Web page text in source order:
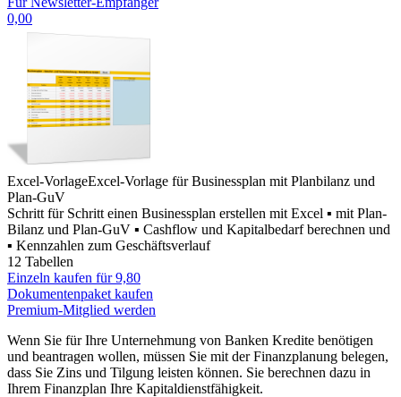
0,00
Excel-VorlageExcel-Vorlage für Businessplan mit Planbilanz und
Plan-GuV
Schritt für Schritt einen Businessplan erstellen mit Excel ▪ mit Plan-
Bilanz und Plan-GuV ▪ Cashflow und Kapitalbedarf berechnen und
▪ Kennzahlen zum Geschäftsverlauf
12 Tabellen
Einzeln kaufen für9,80
Dokumentenpaket kaufen
Premium-Mitglied werden
Wenn Sie für Ihre Unternehmung von Banken Kredite benötigen
und beantragen wollen, müssen Sie mit der Finanzplanung belegen,
dass Sie Zins und Tilgung leisten können. Sie berechnen dazu in
Ihrem Finanzplan Ihre Kapitaldienstfähigkeit.